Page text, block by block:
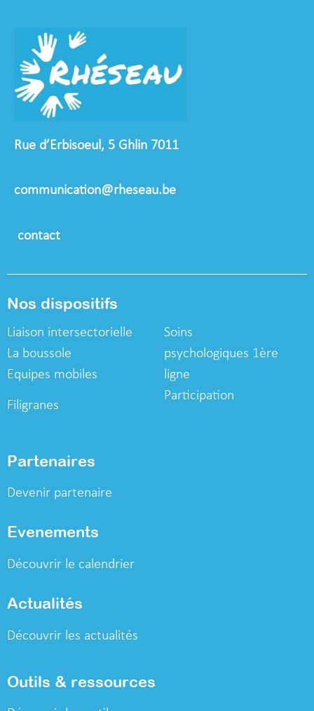
Rue d’Erbisoeul, 5 Ghlin 7011
communication@rheseau.be
contact
Nos dispositifs
Liaison intersectorielle
La boussole
Equipes mobiles
Filigranes
Soins
psychologiques 1ère
ligne
Participation
Partenaires
Devenir partenaire
Evenements
Découvrir le calendrier
Actualités
Découvrir les actualités
Outils & ressources